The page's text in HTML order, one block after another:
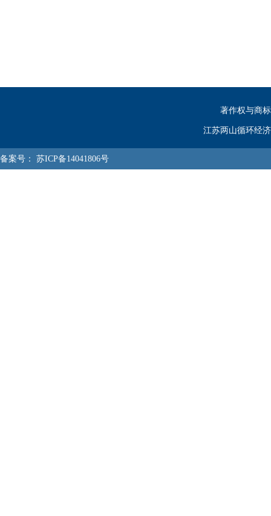
著作权与商
江苏两山循环经
备案号： 苏ICP备14041806号